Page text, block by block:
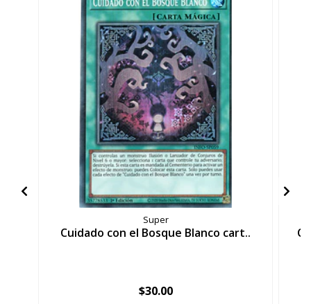
Super
Cuidado con el Bosque Blanco cart..
$30.00